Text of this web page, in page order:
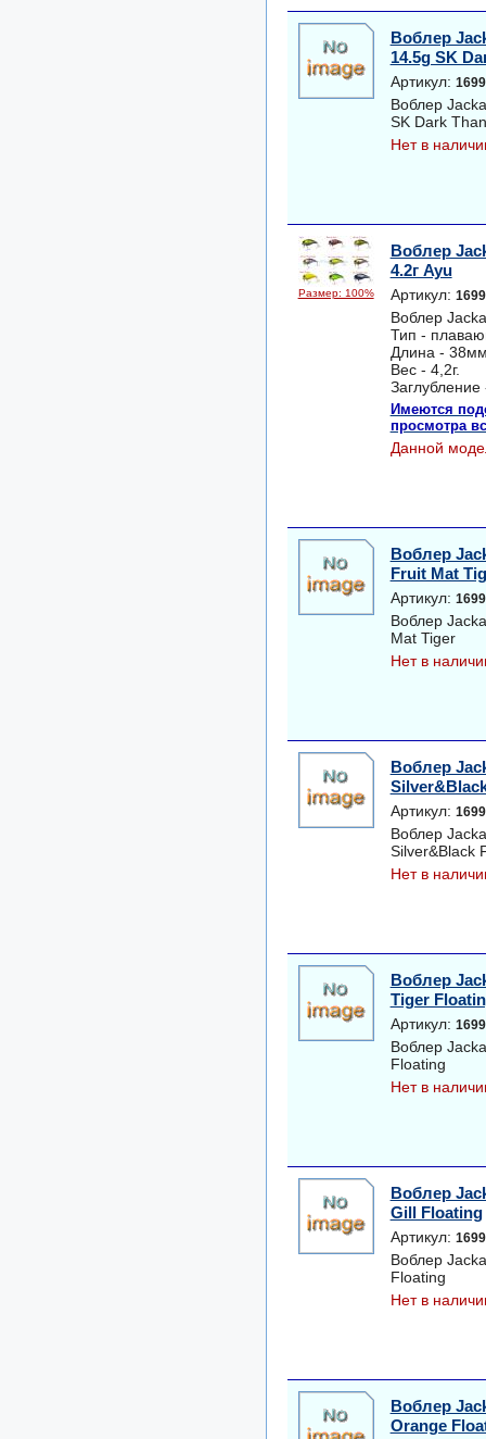
Воблер
14.5g SK
Артикул:
Воблер
SK Dark
Нет в
Размер: 100%
Воблер
4.2г Ayu
Артикул:
Воблер
Тип -
Длина -
Вес - 4,2г.
Имеются
просмотра
Данной
Воблер
Fruit Mat
Артикул:
Воблер
Mat Tiger
Нет в
Воблер
Артикул:
Воблер
Silver&Black
Нет в
Воблер
Tiger
Артикул:
Воблер
Floating
Нет в
Воблер
Gill Floating
Артикул:
Воблер
Floating
Нет в
Воблер
Orange